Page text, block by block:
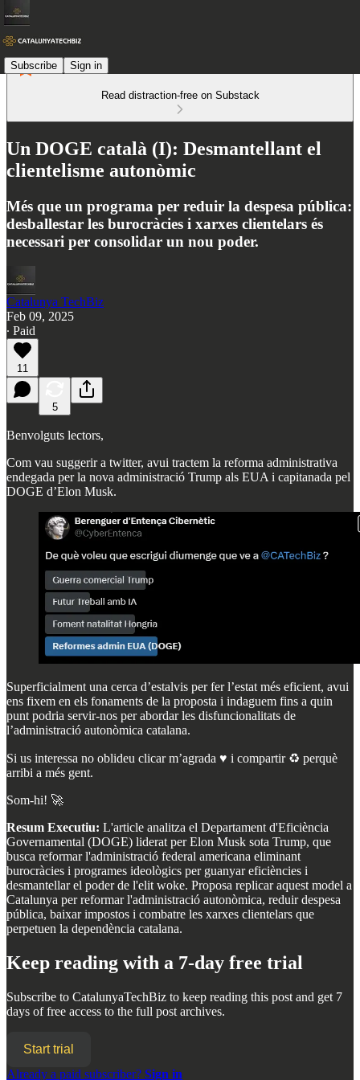
Subscribe Sign in
Read distraction-free on Substack
Un DOGE català (I): Desmantellant el
clientelisme autonòmic
Més que un programa per reduir la despesa pública:
desballestar les burocràcies i xarxes clientelars és
necessari per consolidar un nou poder.
Catalunya TechBiz
Feb 09, 2025
∙ Paid
11
5
Benvolguts lectors,
Com vau suggerir a twitter, avui tractem la reforma administrativa
endegada per la nova administració Trump als EUA i capitanada pel
DOGE d’Elon Musk.
Superficialment una cerca d’estalvis per fer l’estat més eficient, avui
ens fixem en els fonaments de la proposta i indaguem fins a quin
punt podria servir-nos per abordar les disfuncionalitats de
l’administració autonòmica catalana.
Si us interessa no oblideu clicar m’agrada ♥️ i compartir ♻️ perquè
arribi a més gent.
Som-hi! 🚀
Resum Executiu: L'article analitza el Departament d'Eficiència
Governamental (DOGE) liderat per Elon Musk sota Trump, que
busca reformar l'administració federal americana eliminant
burocràcies i programes ideològics per guanyar eficiències i
desmantellar el poder de l'elit woke. Proposa replicar aquest model a
Catalunya per reformar l'administració autonòmica, reduir despesa
pública, baixar impostos i combatre les xarxes clientelars que
perpetuen la dependència catalana.
Keep reading with a 7-day free trial
Subscribe to CatalunyaTechBiz to keep reading this post and get 7
days of free access to the full post archives.
Start trial
Already a paid subscriber? Sign in